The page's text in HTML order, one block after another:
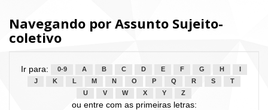
Navegando por Assunto Sujeito-
coletivo
Ir para: 0-9 A B C D E F G H
J
K L M N O P Q R S
T
U
V W X Y Z
ou entre com as primeiras letras: